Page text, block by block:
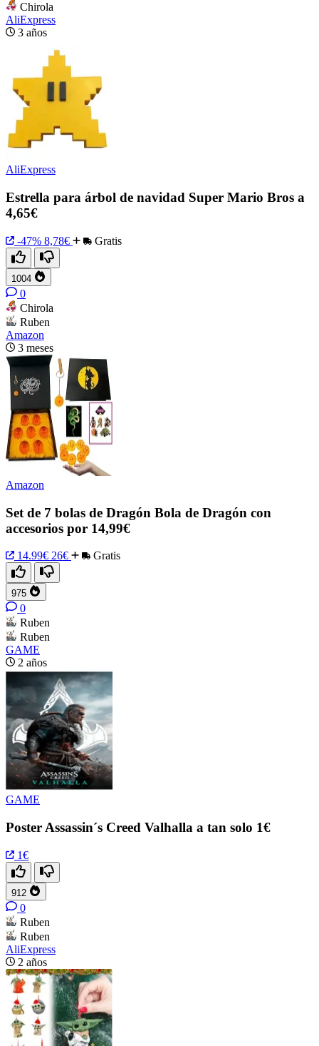
Chirola
AliExpress
3 años
AliExpress
Estrella para árbol de navidad Super Mario Bros a
4,65€
-47% 8,78€ Gratis
1004
0
Chirola
Ruben
Amazon
3 meses
Amazon
Set de 7 bolas de Dragón Bola de Dragón con
accesorios por 14,99€
14.99€ 26€ Gratis
975
0
Ruben
Ruben
GAME
2 años
GAME
Poster Assassin´s Creed Valhalla a tan solo 1€
1€
912
0
Ruben
Ruben
AliExpress
2 años